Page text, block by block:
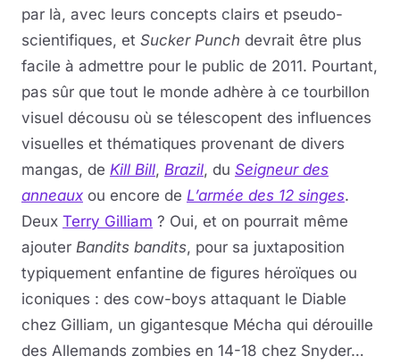
par là, avec leurs concepts clairs et pseudo-
scientifiques, et Sucker Punch devrait être plus
facile à admettre pour le public de 2011. Pourtant,
pas sûr que tout le monde adhère à ce tourbillon
visuel décousu où se télescopent des influences
visuelles et thématiques provenant de divers
mangas, de Kill Bill, Brazil, du Seigneur des
anneaux ou encore de L’armée des 12 singes.
Deux Terry Gilliam ? Oui, et on pourrait même
ajouter Bandits bandits, pour sa juxtaposition
typiquement enfantine de figures héroïques ou
iconiques : des cow-boys attaquant le Diable
chez Gilliam, un gigantesque Mécha qui dérouille
des Allemands zombies en 14-18 chez Snyder…